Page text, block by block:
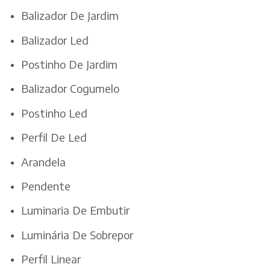
Balizador De Jardim
Balizador Led
Postinho De Jardim
Balizador Cogumelo
Postinho Led
Perfil De Led
Arandela
Pendente
Luminaria De Embutir
Luminária De Sobrepor
Perfil Linear